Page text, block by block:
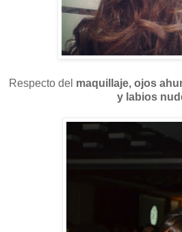
Respecto del maquillaje, ojos
y labios